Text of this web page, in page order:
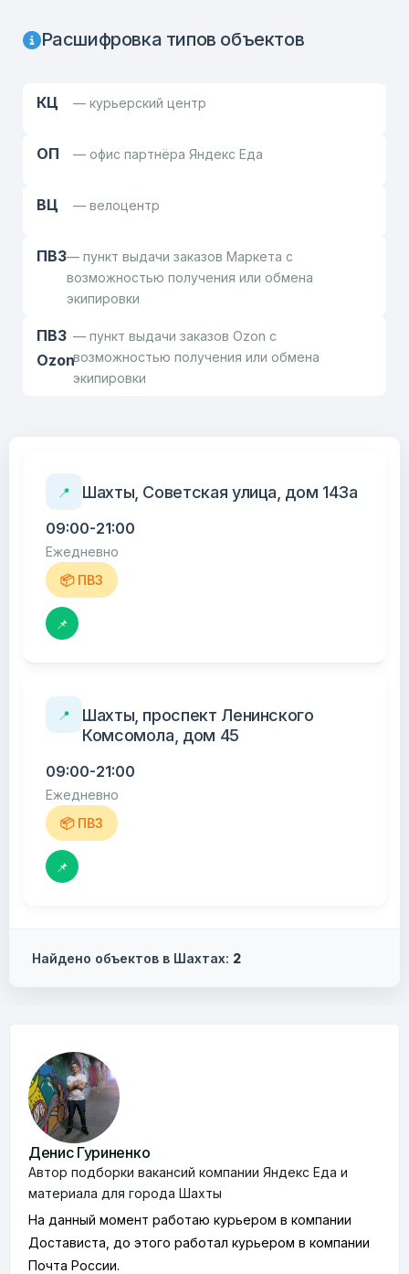
Расшифровка типов объектов
КЦ — курьерский центр
ОП — офис партнёра Яндекс Еда
ВЦ — велоцентр
ПВЗ— пункт выдачи заказов Маркета с
возможностью получения или обмена
экипировки
ПВЗ
Ozon
— пункт выдачи заказов Ozon с
возможностью получения или обмена
экипировки
📍 Шахты, Советская улица, дом 143а
09:00-21:00
Ежедневно
📦 ПВЗ
📌
📍
Шахты, проспект Ленинского
Комсомола, дом 45
09:00-21:00
Ежедневно
📦 ПВЗ
📌
Найдено объектов в Шахтах: 2
Денис Гуриненко
Автор подборки вакансий компании Яндекс Еда и
материала для города Шахты
На данный момент работаю курьером в компании
Достависта, до этого работал курьером в компании
Почта России.